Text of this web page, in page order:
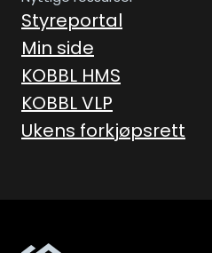
Styreportal
Min side
KOBBL HMS
KOBBL VLP
Ukens forkjøpsrett